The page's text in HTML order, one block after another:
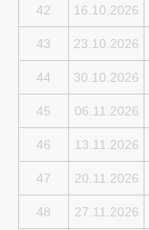
42 16.10.2026
43 23.10.2026
44 30.10.2026
45 06.11.2026
46 13.11.2026
47 20.11.2026
48 27.11.2026